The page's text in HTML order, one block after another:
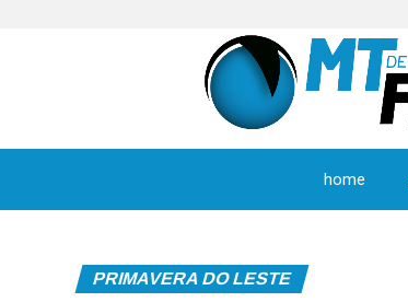
home
PRIMAVERA DO LESTE